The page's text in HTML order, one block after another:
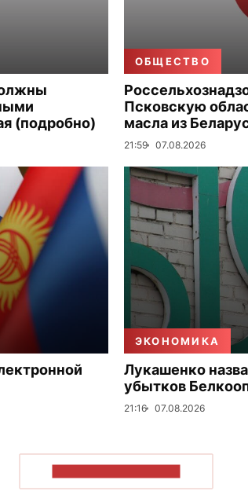
(подробно)
ОБЩЕСТВО
Псковскую
масла из
21:59 07.08.2026
ЭКОНОМИКА
Лукашенко
убытков
21:16 07.08.2026